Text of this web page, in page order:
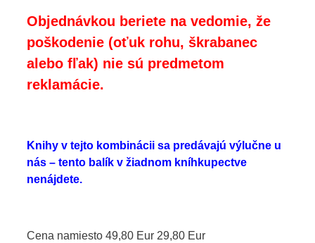
Objednávkou beriete na vedomie, že
poškodenie (oťuk rohu, škrabanec
alebo fľak) nie sú predmetom
reklamácie.
Knihy v tejto kombinácii sa predávajú výlučne u
nás – tento balík v žiadnom kníhkupectve
nenájdete.
Cena namiesto 49,80 Eur 29,80 Eur